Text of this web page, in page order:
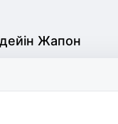
Жапон